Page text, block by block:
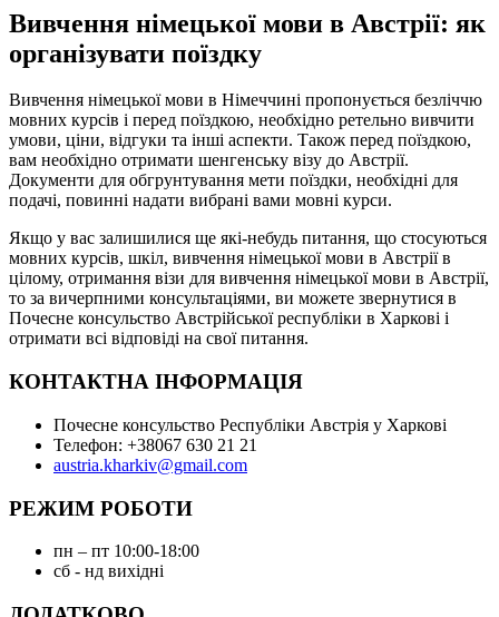
Вивчення німецької мови в Австрії: як
організувати поїздку
Вивчення німецької мови в Німеччині пропонується безліччю
мовних курсів і перед поїздкою, необхідно ретельно вивчити
умови, ціни, відгуки та інші аспекти. Також перед поїздкою,
вам необхідно отримати шенгенську візу до Австрії.
Документи для обгрунтування мети поїздки, необхідні для
подачі, повинні надати вибрані вами мовні курси.
Якщо у вас залишилися ще які-небудь питання, що стосуються
мовних курсів, шкіл, вивчення німецької мови в Австрії в
цілому, отримання візи для вивчення німецької мови в Австрії,
то за вичерпними консультаціями, ви можете звернутися в
Почесне консульство Австрійської республіки в Харкові і
отримати всі відповіді на свої питання.
КОНТАКТНА ІНФОРМАЦІЯ
Почесне консульство Республіки Австрія у Харкові
Телефон: +38067 630 21 21
austria.kharkiv@gmail.com
РЕЖИМ РОБОТИ
пн – пт 10:00-18:00
сб - нд вихідні